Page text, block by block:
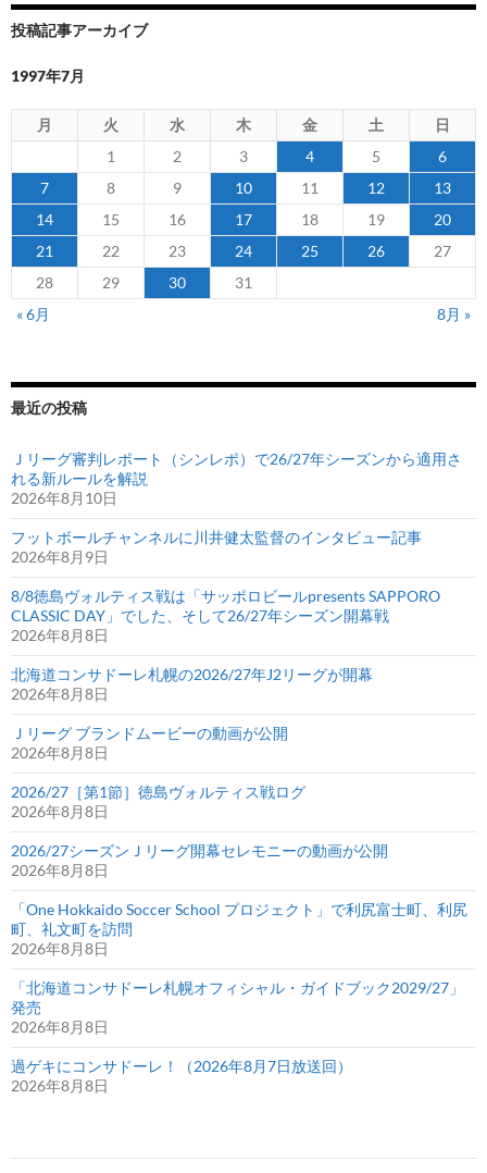
投稿記事アーカイブ
1997年7月
月 火 水 木 金 土
日
1
2 3 4 5
6
7
8 9 10 11 12
13
14
15 16 17 18 19
20
21
22 23 24 25 26
27
28
29 30
31
« 6月
8月 »
最近の投稿
Ｊリーグ審判レポート（シンレポ）で26/27年シーズンから適用さ
れる新ルールを解説
2026年8月10日
フットボールチャンネルに川井健太監督のインタビュー記事
2026年8月9日
8/8徳島ヴォルティス戦は「サッポロビールpresents SAPPORO
CLASSIC DAY」でした、そして26/27年シーズン開幕戦
2026年8月8日
北海道コンサドーレ札幌の2026/27年J2リーグが開幕
2026年8月8日
Ｊリーグ ブランドムービーの動画が公開
2026年8月8日
2026/27［第1節］徳島ヴォルティス戦ログ
2026年8月8日
2026/27シーズンＪリーグ開幕セレモニーの動画が公開
2026年8月8日
「One Hokkaido Soccer School プロジェクト」で利尻富士町、利尻
町、礼文町を訪問
2026年8月8日
「北海道コンサドーレ札幌オフィシャル・ガイドブック2029/27」
発売
2026年8月8日
過ゲキにコンサドーレ！（2026年8月7日放送回）
2026年8月8日